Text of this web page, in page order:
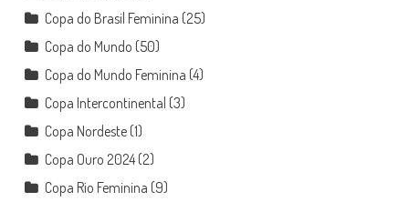
Copa do Brasil Feminina (25)
Copa do Mundo (50)
Copa do Mundo Feminina (4)
Copa Intercontinental (3)
Copa Nordeste(1)
Copa Ouro 2024(2)
Copa Rio Feminina (9)